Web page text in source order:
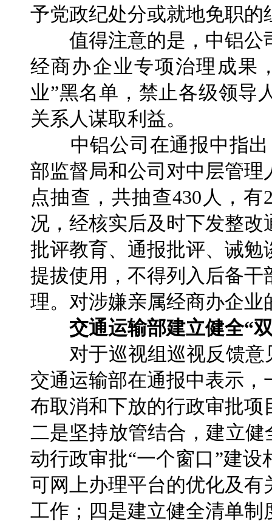
予党政纪处分或就地免职的
值得注意的是，中铝公
经商办企业专项治理成果
业”黑名单，禁止各级领导
关系人谋取利益。
中铝公司在通报中指出
部监督局和公司对中层管
点抽查，共抽查430人，
况，经核实后及时下发整
批评教育、通报批评、诫
提拔使用，不得列入后备
理。对涉嫌亲属经商办企业
交通运输部建立健全“
对于巡视组巡视反馈意
交通运输部在通报中表示
布取消和下放的行政审批
二是坚持放管结合，建立健
动行政审批“一个窗口”建
可网上办理平台的优化及
工作；四是建立健全清单